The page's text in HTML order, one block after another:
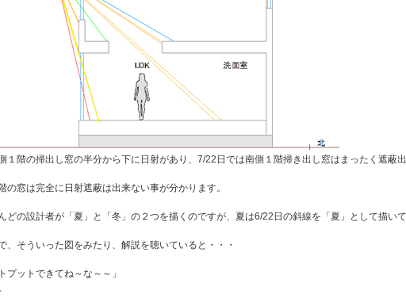
１階の掃出し窓の半分から下に日射があり、7/22日では南側１階掃き出し窓はまったく遮蔽
窓は完全に日射遮蔽は出来ない事が分かります。
どの設計者が「夏」と「冬」の２つを描くのですが、夏は6/22日の斜線を「夏」として描い
、そういった図をみたり、解説を聴いていると・・・
プットできてね～な～～」